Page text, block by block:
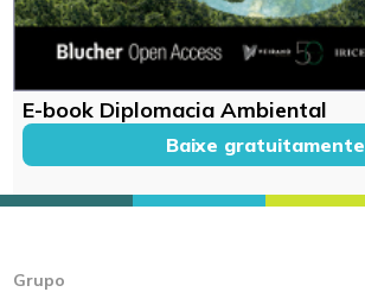
E-book Diplomacia Ambiental
Baixe gratuitamente
Grupo